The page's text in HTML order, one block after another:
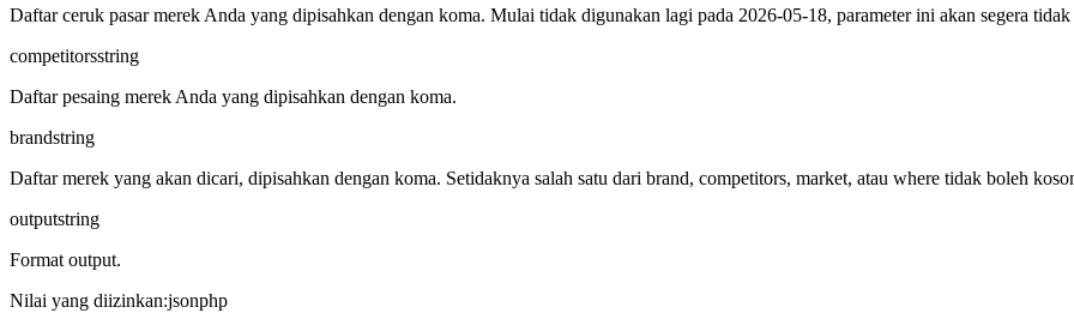
Daftar ceruk pasar merek Anda yang dipisahkan dengan koma. Mulai tidak digunakan lagi pada 2026-05-18, parameter ini akan segera tidak
competitorsstring
Daftar pesaing merek Anda yang dipisahkan dengan koma.
brandstring
Daftar merek yang akan dicari, dipisahkan dengan koma. Setidaknya salah satu dari brand, competitors, market, atau where tidak boleh
outputstring
Format output.
Nilai yang diizinkan:jsonphp